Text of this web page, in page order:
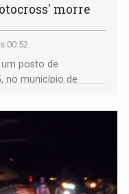
morre
00:52
posto de
no município de